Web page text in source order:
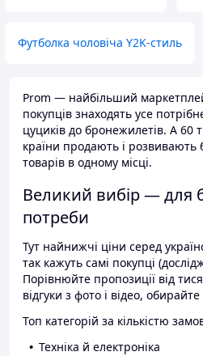
Футболка чоловіча Y2K-стиль
Prom — найбільший
покупців знаходять усе
цуциків до бронежилетів. А 60
країни продають і розвивають
товарів в одному місці.
Великий вибір — для
потреби
Тут найнижчі ціни серед
так кажуть самі покупці
Порівнюйте пропозиції від
відгуки з фото і відео,
Топ категорій за кількістю
Техніка й електроніка